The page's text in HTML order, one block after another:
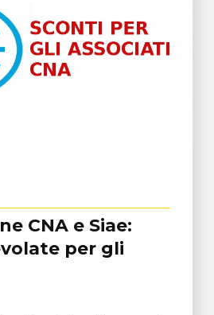
CNA e Siae:
per gli